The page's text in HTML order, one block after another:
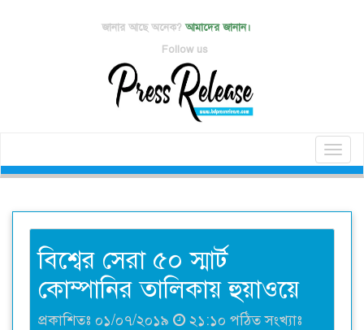
জানার আছে অনেক? আমাদের জানান।
Follow us
বিশ্বের সেরা ৫০ স্মার্ট
কোম্পানির তালিকায় হুয়াওয়ে
প্রকাশিতঃ ০১/০৭/২০১৯
২১:১০ পঠিত সংখ্যাঃ